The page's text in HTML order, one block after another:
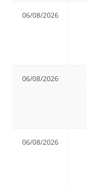
06/08/2026
06/08/2026
06/08/2026